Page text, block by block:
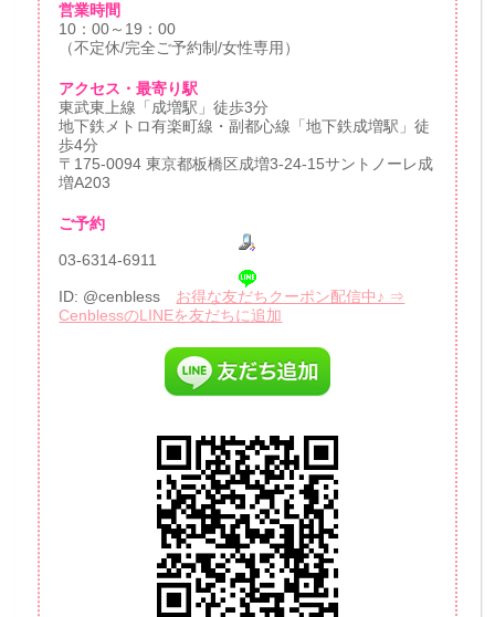
営業時間
10：00～19：00
（不定休/完全ご予約制/女性専用）
アクセス・最寄り駅
東武東上線「成増駅」徒歩3分
地下鉄メトロ有楽町線・副都心線「地下鉄成増駅」徒
歩4分
〒175-0094 東京都板橋区成増3-24-15サントノーレ成
増A203
ご予約
03-6314-6911
ID: @cenbless お得な友だちクーポン配信中♪ ⇒
CenblessのLINEを友だちに追加